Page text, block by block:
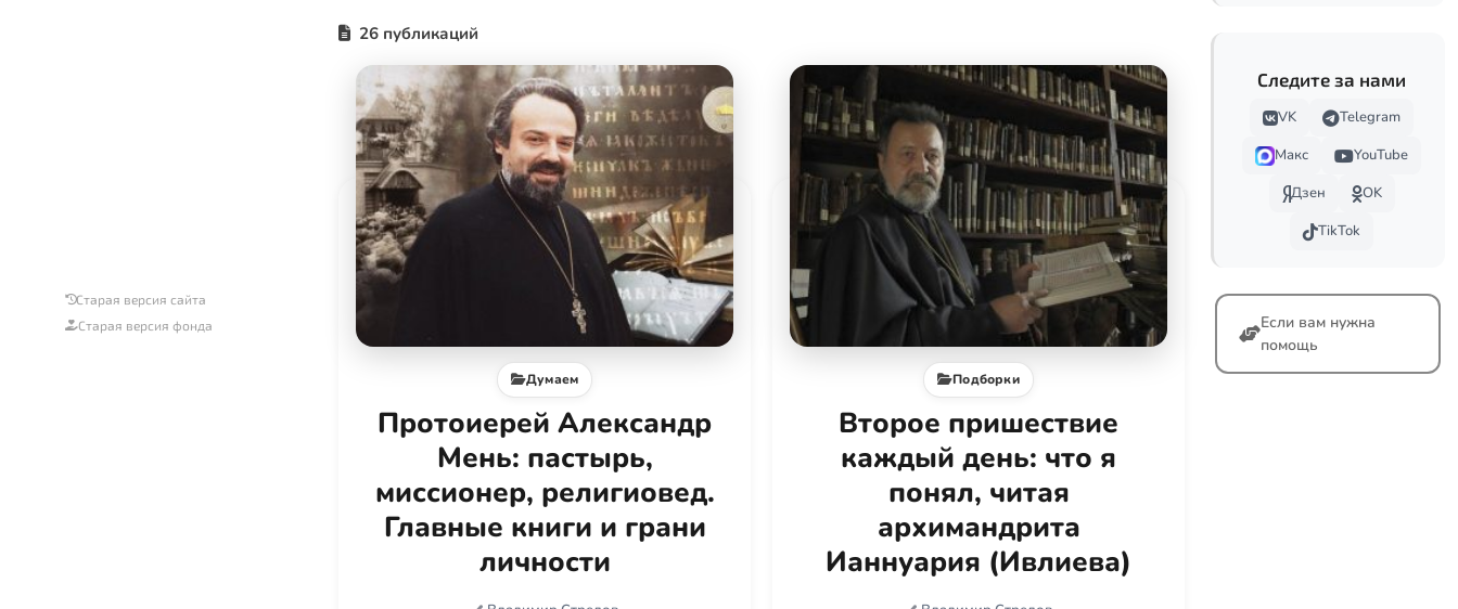
Старая версия сайта
Старая версия фонда
26 публикаций
Думаем
Протоиерей Александр
Мень: пастырь,
миссионер, религиовед.
Главные книги и грани
личности
Подборки
Второе пришествие
каждый день: что я
понял, читая
архимандрита
Ианнуария (Ивлиева)
Следите за нами
VK
Telegram
Макс
YouTube
Дзен
OK
TikTok
Если вам нужна
помощь